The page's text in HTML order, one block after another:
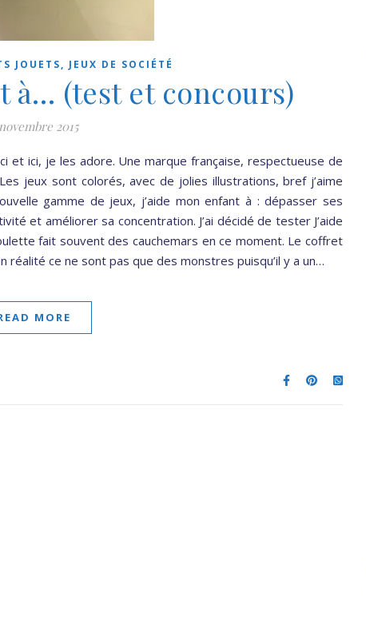
JOUETS, JEUX DE SOCIÉTÉ
à… (test et concours)
2015
et ici, je les adore. Une marque française, respectueuse de
jeux sont colorés, avec de jolies illustrations, bref j’aime
gamme de jeux, j’aide mon enfant à : dépasser ses
et améliorer sa concentration. J’ai décidé de tester J’aide
fait souvent des cauchemars en ce moment. Le coffret
ce ne sont pas que des monstres puisqu’il y a un…
MORE